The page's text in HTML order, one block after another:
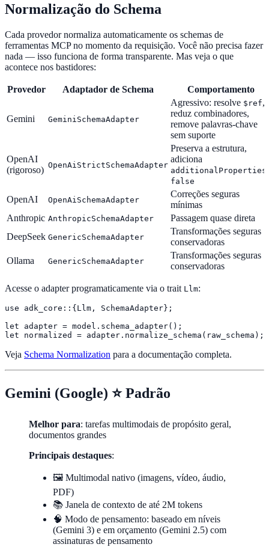
Normalização do Schema
Cada provedor normaliza automaticamente os schemas de
ferramentas MCP no momento da requisição. Você não precisa fazer
nada — isso funciona de forma transparente. Mas veja o que
acontece nos bastidores:
Provedor Adaptador de Schema Comportamento
Gemini GeminiSchemaAdapter
Agressivo: resolve $ref,
reduz combinadores,
remove palavras-chave
sem suporte
OpenAI
(rigoroso) OpenAiStrictSchemaAdapter
Preserva a estrutura,
adiciona
false
OpenAI OpenAiSchemaAdapter
Correções seguras
mínimas
Anthropic AnthropicSchemaAdapter
Passagem quase direta
DeepSeek GenericSchemaAdapter
Transformações seguras
conservadoras
Ollama
GenericSchemaAdapter
Transformações seguras
conservadoras
Acesse o adapter programaticamente via o trait Llm:
use adk_core::{Llm, SchemaAdapter};
let adapter = model.schema_adapter();
let normalized = adapter.normalize_schema(raw_schema);
Veja Schema Normalization para a documentação completa.
Gemini (Google) ⭐ Padrão
Melhor para: tarefas multimodais de propósito geral,
documentos grandes
Principais destaques:
🖼️ Multimodal nativo (imagens, vídeo, áudio,
PDF)
📚 Janela de contexto de até 2M tokens
🧠 Modo de pensamento: baseado em níveis
(Gemini 3) e em orçamento (Gemini 2.5) com
assinaturas de pensamento